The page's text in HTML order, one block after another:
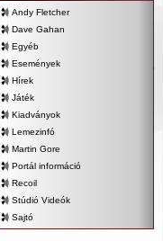
Andy Fletcher
Dave Gahan
Egyéb
Események
Hírek
Játék
Kiadványok
Lemezinfó
Martin Gore
Portál információ
Recoil
Stúdió Videók
Sajtó